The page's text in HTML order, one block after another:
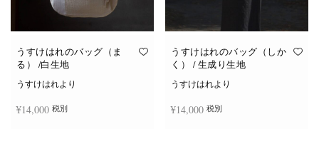
り
ま
オ
うすけはれのバッグ（ま
る） /白生地
うすけはれより
¥14,000 税別
うすけはれのバッグ（しか
く） / 生成り生地
うすけはれより
¥14,000 税別